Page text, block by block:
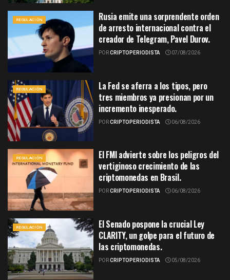
REGULACIÓN
Rusia emite una sorprendente orden
de arresto internacional contra el
creador de Telegram, Pavel Durov.
PORCRIPTOPERIODISTA 07/08/2026
REGULACIÓN
La Fed se aferra a los tipos, pero
tres miembros ya presionan por un
incremento inesperado.
PORCRIPTOPERIODISTA 06/08/2026
REGULACIÓN
El FMI advierte sobre los peligros del
vertiginoso crecimiento de las
criptomonedas en Brasil.
PORCRIPTOPERIODISTA 06/08/2026
REGULACIÓN
El Senado pospone la crucial Ley
CLARITY, un golpe para el futuro de
las criptomonedas.
PORCRIPTOPERIODISTA 05/08/2026